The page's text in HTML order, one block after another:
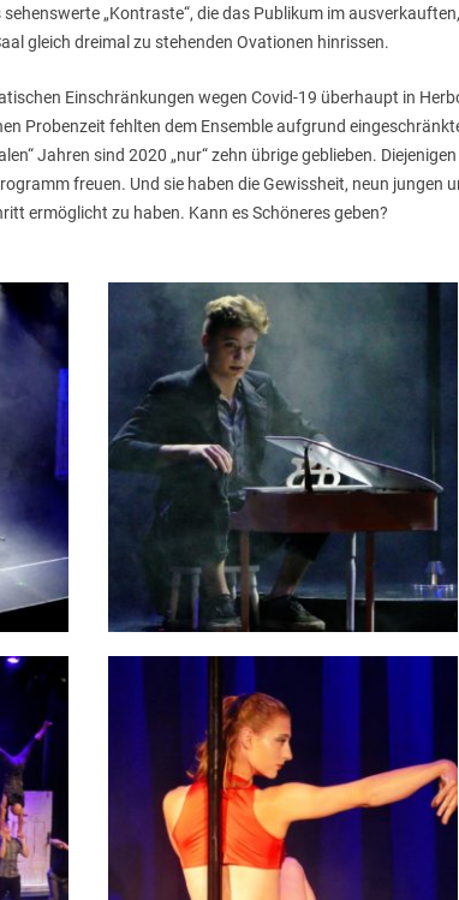
„Kontraste“, die das Publikum im
gleich dreimal zu stehenden Ovationen hinrissen.
Einschränkungen wegen Covid-19 überhaupt in
Probenzeit fehlten dem Ensemble aufgrund
Jahren sind 2020 „nur“ zehn übrige geblieben.
freuen. Und sie haben die Gewissheit, neun jungen
ermöglicht zu haben. Kann es Schöneres geben?